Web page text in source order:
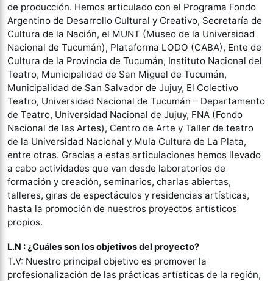
de producción. Hemos articulado con el Programa Fondo
Argentino de Desarrollo Cultural y Creativo, Secretaría de
Cultura de la Nación, el MUNT (Museo de la Universidad
Nacional de Tucumán), Plataforma LODO (CABA), Ente de
Cultura de la Provincia de Tucumán, Instituto Nacional del
Teatro, Municipalidad de San Miguel de Tucumán,
Municipalidad de San Salvador de Jujuy, El Colectivo
Teatro, Universidad Nacional de Tucumán – Departamento
de Teatro, Universidad Nacional de Jujuy, FNA (Fondo
Nacional de las Artes), Centro de Arte y Taller de teatro
de la Universidad Nacional y Mula Cultura de La Plata,
entre otras. Gracias a estas articulaciones hemos llevado
a cabo actividades que van desde laboratorios de
formación y creación, seminarios, charlas abiertas,
talleres, giras de espectáculos y residencias artísticas,
hasta la promoción de nuestros proyectos artísticos
propios.
L.N : ¿Cuáles son los objetivos del proyecto?
T.V: Nuestro principal objetivo es promover la
profesionalización de las prácticas artísticas de la región,